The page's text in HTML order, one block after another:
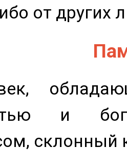
от других
и
склонный